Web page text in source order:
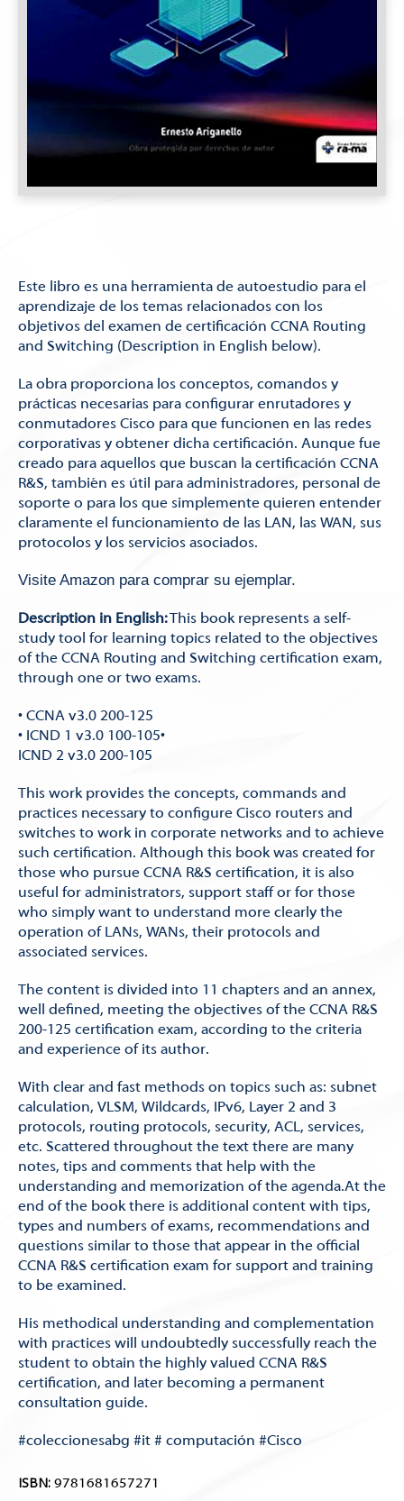
Este libro es una herramienta de autoestudio para el
aprendizaje de los temas relacionados con los
objetivos del examen de certificación CCNA Routing
and Switching (Description in English below).
La obra proporciona los conceptos, comandos y
prácticas necesarias para configurar enrutadores y
conmutadores Cisco para que funcionen en las redes
corporativas y obtener dicha certificación. Aunque fue
creado para aquellos que buscan la certificación CCNA
R&S, también es útil para administradores, personal de
soporte o para los que simplemente quieren entender
claramente el funcionamiento de las LAN, las WAN, sus
protocolos y los servicios asociados.
Visite Amazon para comprar su ejemplar.
Description in English:This book represents a self-
study tool for learning topics related to the objectives
of the CCNA Routing and Switching certification exam,
through one or two exams.
• CCNA v3.0 200-125
• ICND 1 v3.0 100-105•
ICND 2 v3.0 200-105
This work provides the concepts, commands and
practices necessary to configure Cisco routers and
switches to work in corporate networks and to achieve
such certification. Although this book was created for
those who pursue CCNA R&S certification, it is also
useful for administrators, support staff or for those
who simply want to understand more clearly the
operation of LANs, WANs, their protocols and
associated services.
The content is divided into 11 chapters and an annex,
well defined, meeting the objectives of the CCNA R&S
200-125 certification exam, according to the criteria
and experience of its author.
With clear and fast methods on topics such as: subnet
calculation, VLSM, Wildcards, IPv6, Layer 2 and 3
protocols, routing protocols, security, ACL, services,
etc. Scattered throughout the text there are many
notes, tips and comments that help with the
understanding and memorization of the agenda.At the
end of the book there is additional content with tips,
types and numbers of exams, recommendations and
questions similar to those that appear in the official
CCNA R&S certification exam for support and training
to be examined.
His methodical understanding and complementation
with practices will undoubtedly successfully reach the
student to obtain the highly valued CCNA R&S
certification, and later becoming a permanent
consultation guide.
#coleccionesabg #it # computación #Cisco
ISBN: 9781681657271